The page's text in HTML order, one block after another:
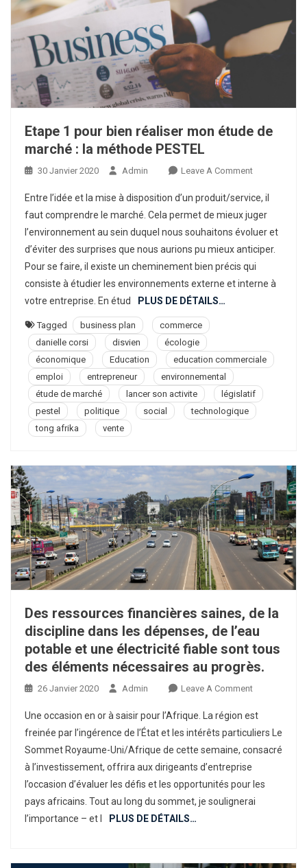
Etape 1 pour bien réaliser mon étude de
marché : la méthode PESTEL
30 Janvier 2020 Admin Leave A CommentOn
1
Pour
Bien
Réaliser
Mon
Étude
Méthode
Entre l’idée et la mise à disposition d’un produit/service, il
faut comprendre le marché. Cela permet de mieux juger
l’environnement au sein duquel nous souhaitons évoluer et
d’éviter des surprises que nous aurions pu mieux anticiper.
Pour se faire, il existe un cheminement bien précis qui
consiste à étudier les environnements externe et interne à
votre entreprise. En étud
PLUS DE DÉTAILS…
Tagged business plan
commerce
danielle corsi
disvien
écologie
économique
Education
education commerciale
emploi
entrepreneur
environnemental
étude de marché
lancer son activite
législatif
pestel
politique social
technologique
tong afrika
vente
Des ressources financières saines, de la
discipline dans les dépenses, de l’eau
potable et une électricité fiable sont tous
des éléments nécessaires au progrès.
26 Janvier 2020 Admin Leave A CommentOn
Ressources
Financières
Saines,
La
Discipline
De
Une occasion en or à saisir pour l’Afrique. La région est
freinée par l’ingérence de l’État et les intérêts particuliers Le
Sommet Royaume-Uni/Afrique de cette semaine, consacré
à l’investissement, offrira aux dirigeants d’entreprise
l’occasion d’évaluer les défis et les opportunités pour les
pays africains. Tout au long du sommet, je soulignerai
l’importance – et l
PLUS DE DÉTAILS…